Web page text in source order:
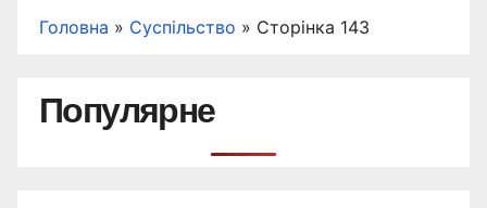
Головна » Суспільство » Сторінка 143
Популярне